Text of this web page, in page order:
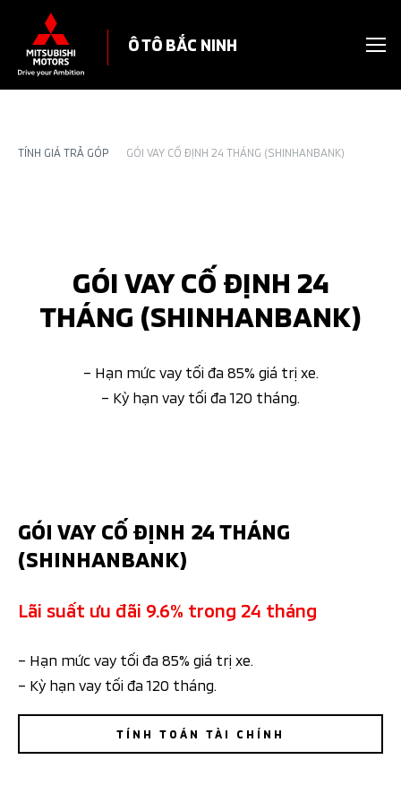
Ô TÔ BẮC NINH
TÍNH GIÁ TRẢ GÓP GÓI VAY CỐ ĐỊNH 24 THÁNG (SHINHANBANK)
GÓI VAY CỐ ĐỊNH 24
THÁNG (SHINHANBANK)
– Hạn mức vay tối đa 85% giá trị xe.
– Kỳ hạn vay tối đa 120 tháng.
GÓI VAY CỐ ĐỊNH 24 THÁNG
(SHINHANBANK)
Lãi suất ưu đãi 9.6% trong 24 tháng
– Hạn mức vay tối đa 85% giá trị xe.
– Kỳ hạn vay tối đa 120 tháng.
TÍNH TOÁN TÀI CHÍNH